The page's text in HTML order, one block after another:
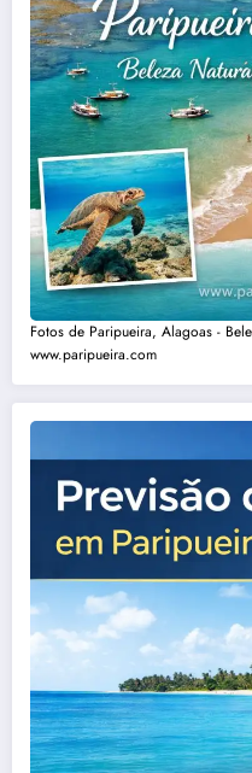
Fotos de Paripueira, Alagoas -
www.paripueira.com